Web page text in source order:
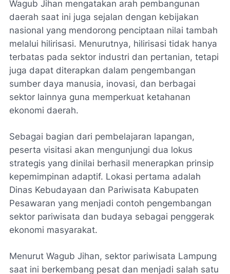
Wagub Jihan mengatakan arah pembangunan
daerah saat ini juga sejalan dengan kebijakan
nasional yang mendorong penciptaan nilai tambah
melalui hilirisasi. Menurutnya, hilirisasi tidak hanya
terbatas pada sektor industri dan pertanian, tetapi
juga dapat diterapkan dalam pengembangan
sumber daya manusia, inovasi, dan berbagai
sektor lainnya guna memperkuat ketahanan
ekonomi daerah.
Sebagai bagian dari pembelajaran lapangan,
peserta visitasi akan mengunjungi dua lokus
strategis yang dinilai berhasil menerapkan prinsip
kepemimpinan adaptif. Lokasi pertama adalah
Dinas Kebudayaan dan Pariwisata Kabupaten
Pesawaran yang menjadi contoh pengembangan
sektor pariwisata dan budaya sebagai penggerak
ekonomi masyarakat.
Menurut Wagub Jihan, sektor pariwisata Lampung
saat ini berkembang pesat dan menjadi salah satu